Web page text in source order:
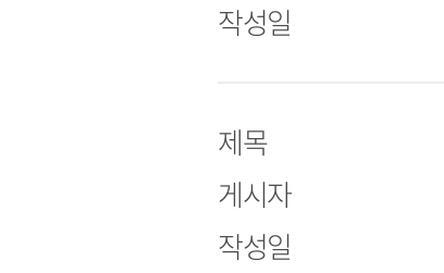
작성일
제목
게시자
작성일